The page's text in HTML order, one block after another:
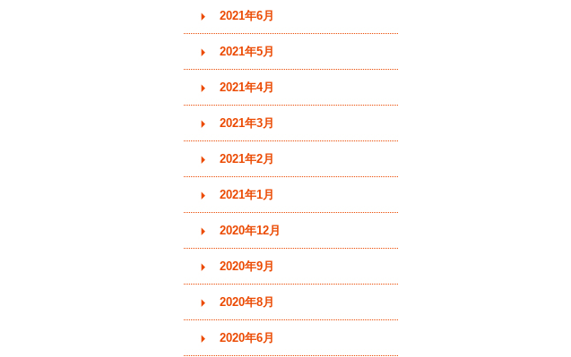
2021年6月
2021年5月
2021年4月
2021年3月
2021年2月
2021年1月
2020年12月
2020年9月
2020年8月
2020年6月